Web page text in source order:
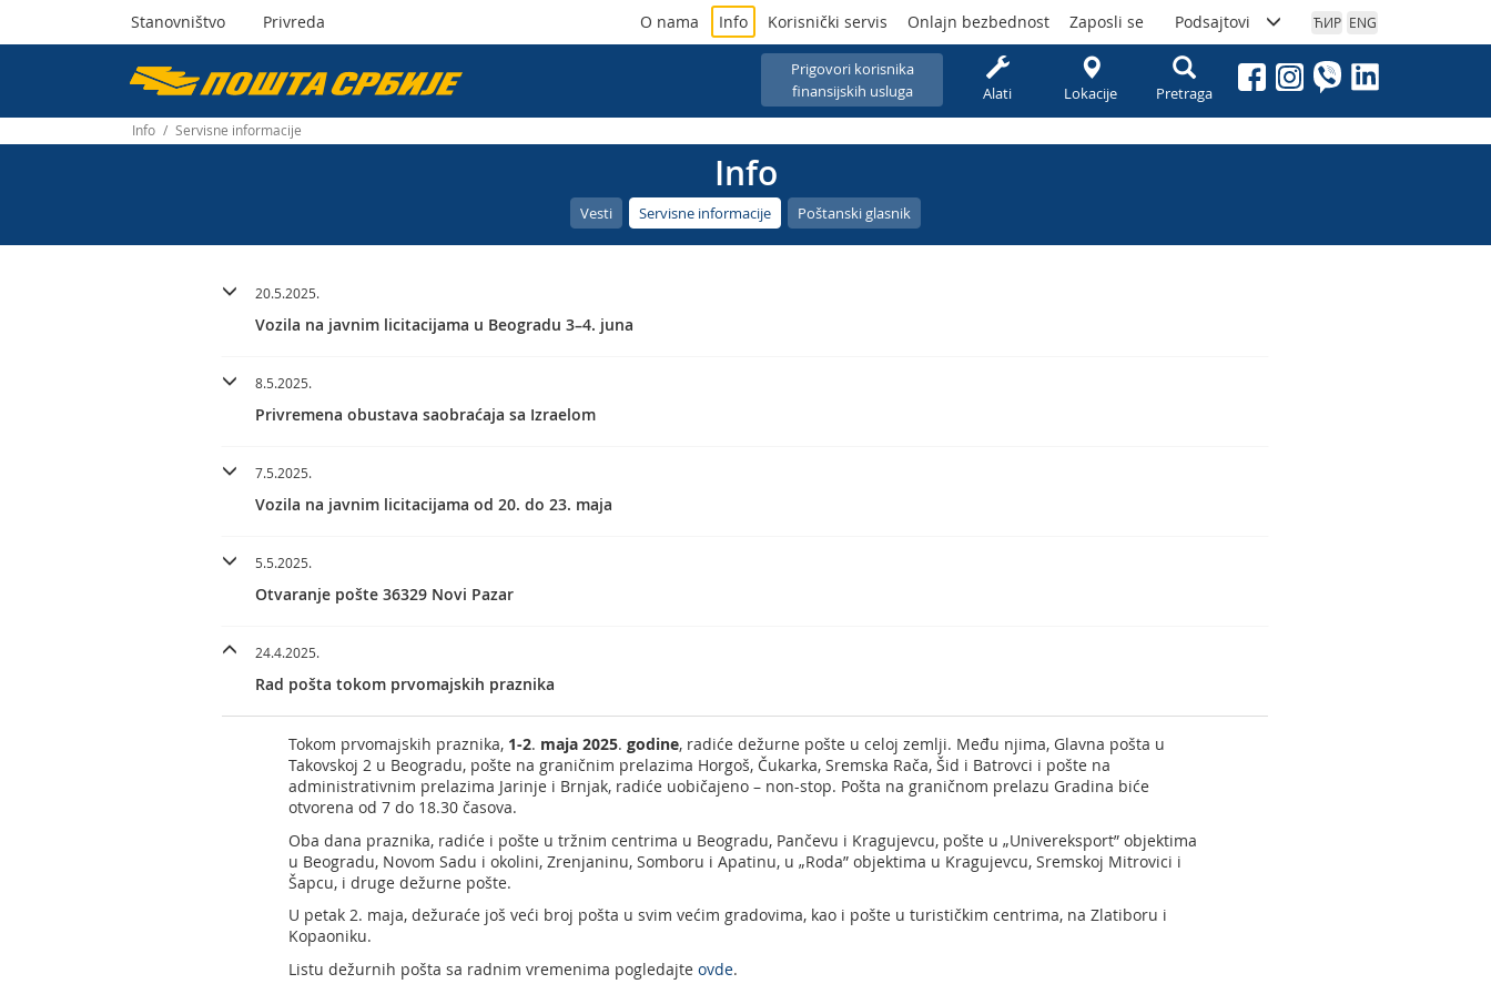
Пошта
Србије
Stanovništvo Privreda
Prigovori korisnika
finansijskih usluga
Alati Lokacije Pretraga
O nama Info Korisnički servis Onlajn bezbednost Zaposli se Podsajtovi ЋИР ENG
Info / Servisne informacije
Info
Vesti Servisne informacije Poštanski glasnik
20.5.2025.
Vozila na javnim licitacijama u Beogradu 3–4. juna
8.5.2025.
Privremena obustava saobraćaja sa Izraelom
7.5.2025.
Vozila na javnim licitacijama od 20. do 23. maja
5.5.2025.
Otvaranje pošte 36329 Novi Pazar
24.4.2025.
Rad pošta tokom prvomajskih praznika
Tokom prvomajskih praznika, 1-2. maja 2025. godine, radiće dežurne pošte u celoj zemlji. Među njima, Glavna pošta u
Takovskoj 2 u Beogradu, pošte na graničnim prelazima Horgoš, Čukarka, Sremska Rača, Šid i Batrovci i pošte na
administrativnim prelazima Jarinje i Brnjak, radiće uobičajeno – non-stop. Pošta na graničnom prelazu Gradina biće
otvorena od 7 do 18.30 časova.
Oba dana praznika, radiće i pošte u tržnim centrima u Beogradu, Pančevu i Kragujevcu, pošte u „Univereksport” objektima
u Beogradu, Novom Sadu i okolini, Zrenjaninu, Somboru i Apatinu, u „Roda” objektima u Kragujevcu, Sremskoj Mitrovici i
Šapcu, i druge dežurne pošte.
U petak 2. maja, dežuraće još veći broj pošta u svim većim gradovima, kao i pošte u turističkim centrima, na Zlatiboru i
Kopaoniku.
Listu dežurnih pošta sa radnim vremenima pogledajteovde.